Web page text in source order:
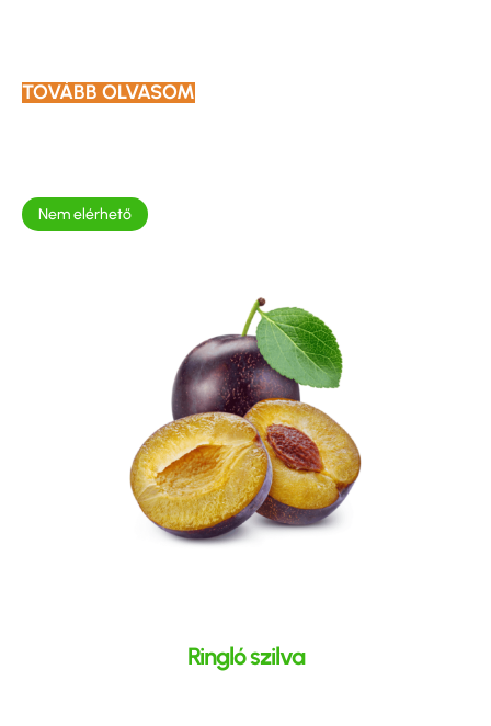
TOVÁBB OLVASOM
Nem elérhető
Ringló szilva